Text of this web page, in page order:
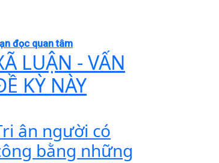
đọc quan tâm
LUẬN - VẤN
KỲ NÀY
ân người có
bằng những